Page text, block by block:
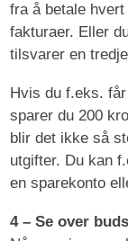
fra å betale
fakturaer. Eller
tilsvarer en
Hvis du f.eks.
sparer du 200
blir det ikke så
utgifter. Du kan
en sparekonto
4 – Se over